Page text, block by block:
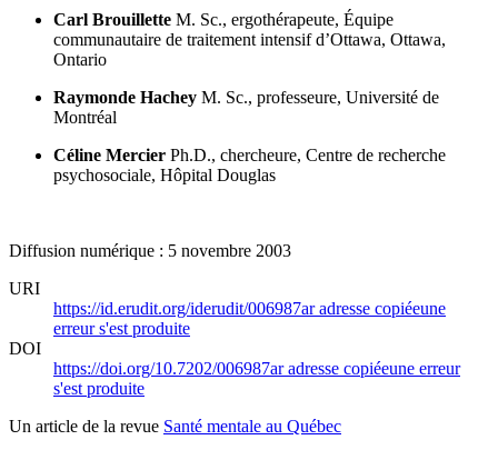
Carl Brouillette M. Sc., ergothérapeute, Équipe
communautaire de traitement intensif d’Ottawa, Ottawa,
Ontario
Raymonde Hachey M. Sc., professeure, Université de
Montréal
Céline Mercier Ph.D., chercheure, Centre de recherche
psychosociale, Hôpital Douglas
Diffusion numérique : 5 novembre 2003
URI
https://id.erudit.org/iderudit/006987aradresse copiéeune
erreur s'est produite
DOI
https://doi.org/10.7202/006987aradresse copiéeune erreur
s'est produite
Un article de la revue Santé mentale au Québec